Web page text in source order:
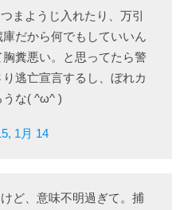
まようじ入れたり、万引
だから何でもしていいん
糞悪い。と思ってたら警
逃亡宣言するし、ぼれカ
うな( ^ω^ )
1月 14
ど、意味不明過ぎて。捕